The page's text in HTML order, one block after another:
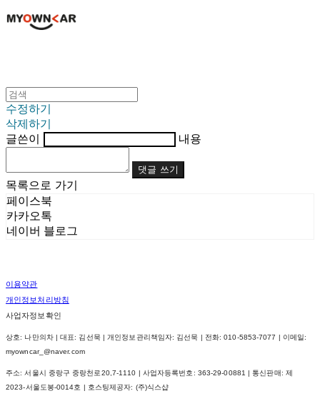
수정하기
삭제하기
글쓴이
내용
댓글 쓰기
목록으로 가기
페이스북
카카오톡
네이버 블로그
이용약관
개인정보처리방침
사업자정보확인
상호: 나만의차 | 대표: 김선묵 | 개인정보관리책임자: 김선묵 | 전화: 010-5853-7077 | 이메일:
myowncar_@naver.com
주소: 서울시 중랑구 중랑천로20,7-1110 | 사업자등록번호: 363-29-00881 | 통신판매: 제
2023-서울도봉-0014호
| 호스팅제공자: (주)식스샵